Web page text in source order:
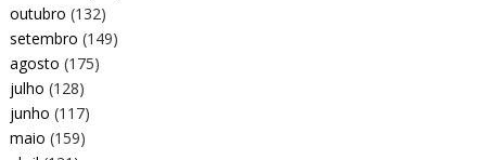
outubro (132)
setembro (149)
agosto (175)
julho (128)
junho (117)
maio (159)